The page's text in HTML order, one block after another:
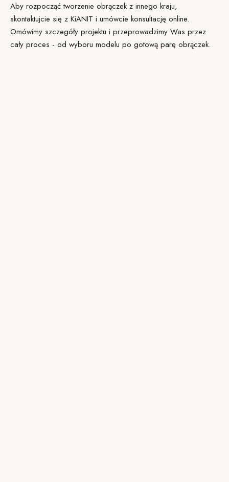
Aby rozpocząć tworzenie obrączek z innego kraju,
skontaktujcie się z KiANIT i umówcie konsultację online.
Omówimy szczegóły projektu i przeprowadzimy Was przez
cały proces - od wyboru modelu po gotową parę obrączek.